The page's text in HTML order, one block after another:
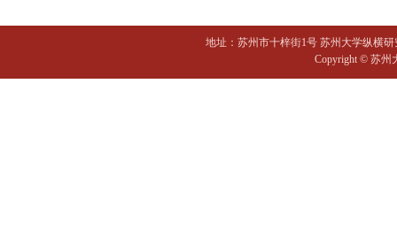
地址：苏州市十梓街1号 苏州大学纵横研
Copyright © 苏